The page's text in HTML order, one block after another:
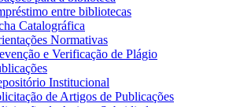
entre bibliotecas
Catalográfica
Normativas
e Verificação de Plágio
Institucional
de Artigos de Publicações